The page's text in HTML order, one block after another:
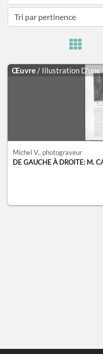
Œuvre / Illustration D'une
Michel V., photograveur
DE GAUCHE À DROITE: M.